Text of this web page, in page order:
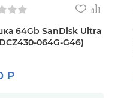
64Gb SanDisk Ultra
064G-G46)
₽